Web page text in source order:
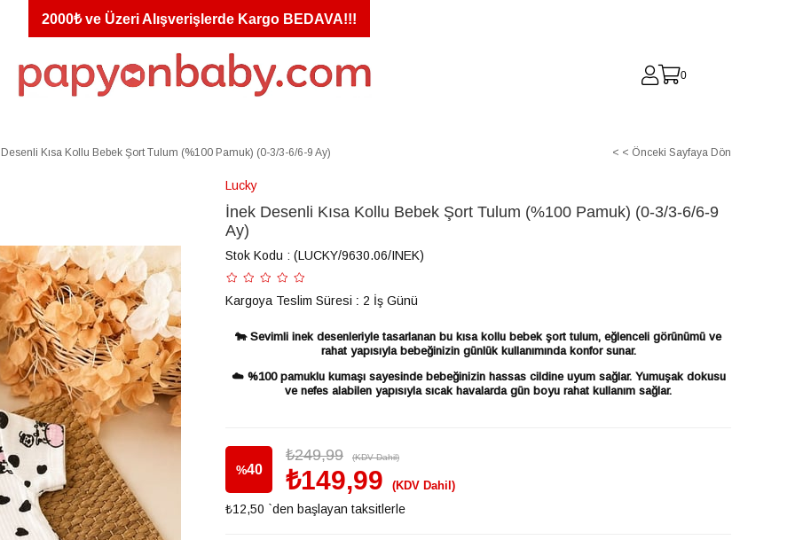
2000₺ ve Üzeri Alışverişlerde Kargo BEDAVA!!!
0
Kısa Kollu Bebek Şort Tulum (%100 Pamuk) (0-3/3-6/6-9 Ay) < < Önceki Sayfaya Dön
Lucky
İnek Desenli Kısa Kollu Bebek Şort Tulum (%100 Pamuk) (0-3/3-6/6-9
Ay)
Stok Kodu (LUCKY/9630.06/INEK)
Kargoya Teslim Süresi : 2 İş Günü
🐄 Sevimli inek desenleriyle tasarlanan bu kısa kollu bebek şort tulum, eğlenceli görünümü ve
rahat yapısıyla bebeğinizin günlük kullanımında konfor sunar.
☁️ %100 pamuklu kumaşı sayesinde bebeğinizin hassas cildine uyum sağlar. Yumuşak dokusu
ve nefes alabilen yapısıyla sıcak havalarda gün boyu rahat kullanım sağlar.
%40
İndirim
₺249,99 (KDV Dahil)
₺149,99 (KDV Dahil)
₺12,50 `den başlayan taksitlerle